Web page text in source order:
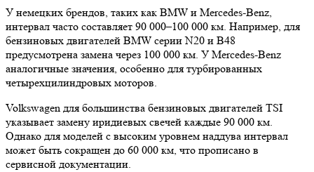
У немецких брендов, таких как BMW и Mercedes-Benz,
интервал часто составляет 90 000–100 000 км. Например, для
бензиновых двигателей BMW серии N20 и B48
предусмотрена замена через 100 000 км. У Mercedes-Benz
аналогичные значения, особенно для турбированных
четырехцилиндровых моторов.
Volkswagen для большинства бензиновых двигателей TSI
указывает замену иридиевых свечей каждые 90 000 км.
Однако для моделей с высоким уровнем наддува интервал
может быть сокращен до 60 000 км, что прописано в
сервисной документации.